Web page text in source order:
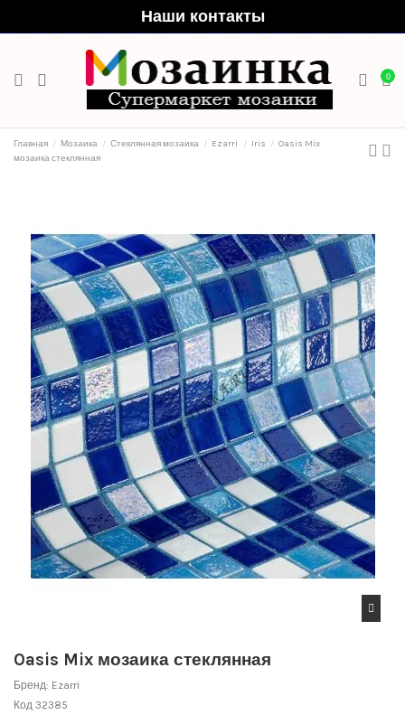
Наши контакты
0
Главная Мозаика Стеклянная мозаика Ezarri Iris
Oasis Mix
мозаика стеклянная
Oasis Mix мозаика стеклянная
Бренд: Ezarri
Код 32385